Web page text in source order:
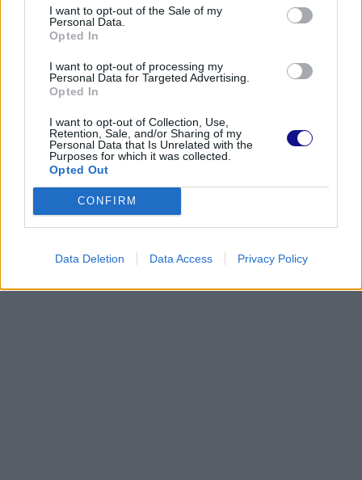
I want to opt-out of the Sale of my
Personal Data.
Opted In
I want to opt-out of processing my
Personal Data for Targeted Advertising.
Opted In
I want to opt-out of Collection, Use,
Retention, Sale, and/or Sharing of my
Personal Data that Is Unrelated with the
Purposes for which it was collected.
Opted Out
CONFIRM
Data Deletion Data Access Privacy Policy